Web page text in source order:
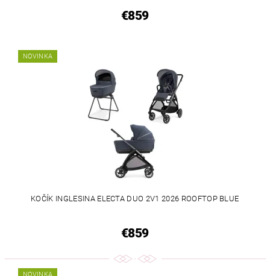
€859
NOVINKA
KOČÍK INGLESINA ELECTA DUO 2V1 2026 ROOFTOP BLUE
€859